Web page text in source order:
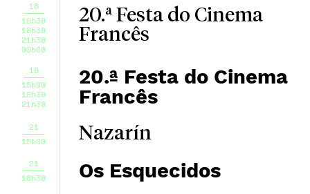
18
10h30
18h30
21h30
00h00
20.ª Festa do Cinema
Francês
19
15h00
18h30
21h30
20.ª Festa do Cinema
Francês
21
15h00
Nazarín
21
18h30
Os Esquecidos